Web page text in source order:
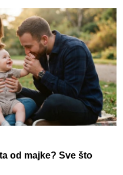
od majke? Sve što